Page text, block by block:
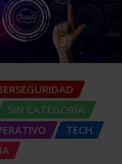
SIN CATEGORÍA
TECH